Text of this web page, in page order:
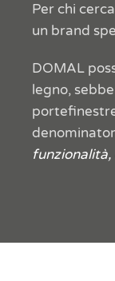
Per chi
un brand
DOMAL
legno,